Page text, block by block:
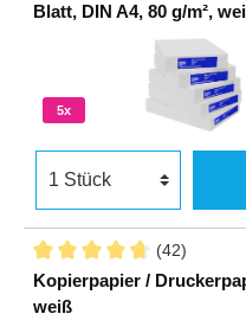
Blatt, DIN A4, 80 g/m²,
5x
(42)
Kopierpapier /
weiß